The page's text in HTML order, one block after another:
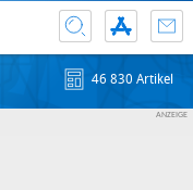
46 830 Artikel